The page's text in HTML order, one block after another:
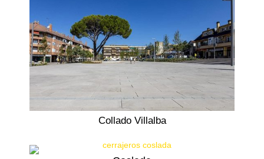
Collado Villalba